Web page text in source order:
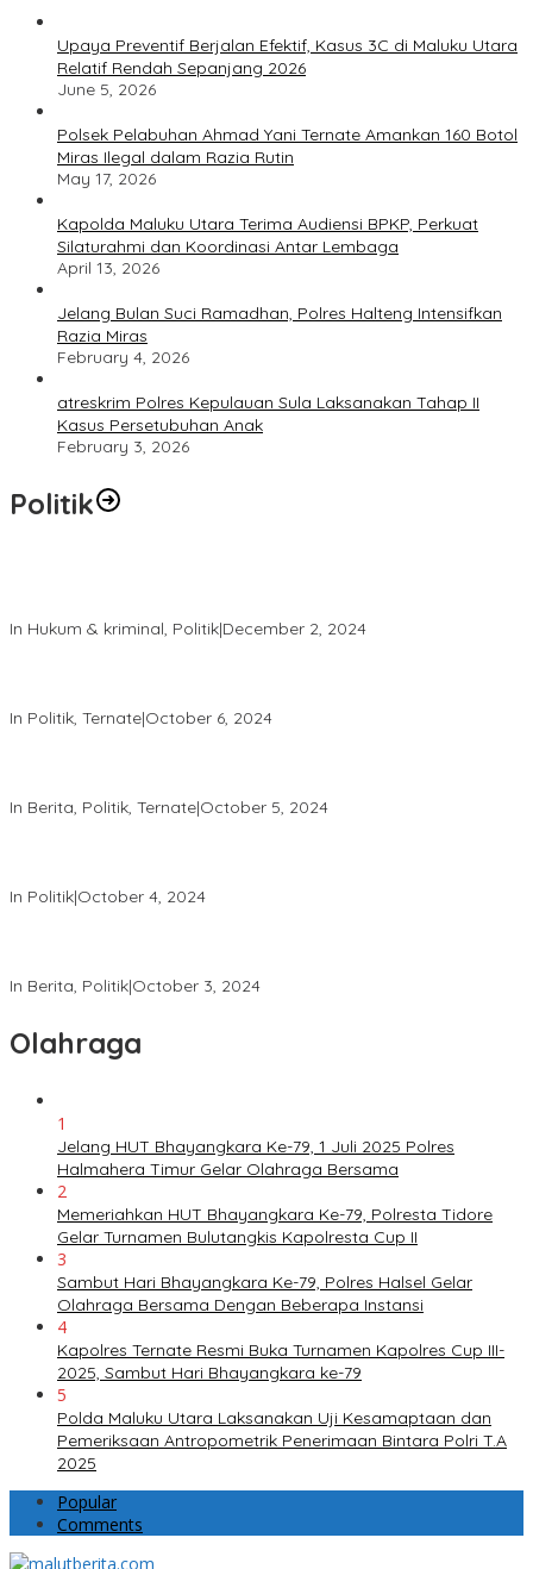
Upaya Preventif Berjalan Efektif, Kasus 3C di Maluku Utara
Relatif Rendah Sepanjang 2026
June 5, 2026
Polsek Pelabuhan Ahmad Yani Ternate Amankan 160 Botol
Miras Ilegal dalam Razia Rutin
May 17, 2026
Kapolda Maluku Utara Terima Audiensi BPKP, Perkuat
Silaturahmi dan Koordinasi Antar Lembaga
April 13, 2026
Jelang Bulan Suci Ramadhan, Polres Halteng Intensifkan
Razia Miras
February 4, 2026
atreskrim Polres Kepulauan Sula Laksanakan Tahap II
Kasus Persetubuhan Anak
February 3, 2026
Politik
In Hukum & kriminal, Politik|December 2, 2024
In Politik, Ternate|October 6, 2024
In Berita, Politik, Ternate|October 5, 2024
In Politik|October 4, 2024
In Berita, Politik|October 3, 2024
Olahraga
1
Jelang HUT Bhayangkara Ke-79, 1 Juli 2025 Polres
Halmahera Timur Gelar Olahraga Bersama
2
Memeriahkan HUT Bhayangkara Ke-79, Polresta Tidore
Gelar Turnamen Bulutangkis Kapolresta Cup II
3
Sambut Hari Bhayangkara Ke-79, Polres Halsel Gelar
Olahraga Bersama Dengan Beberapa Instansi
4
Kapolres Ternate Resmi Buka Turnamen Kapolres Cup III-
2025, Sambut Hari Bhayangkara ke-79
5
Polda Maluku Utara Laksanakan Uji Kesamaptaan dan
Pemeriksaan Antropometrik Penerimaan Bintara Polri T.A
2025
Popular
Comments